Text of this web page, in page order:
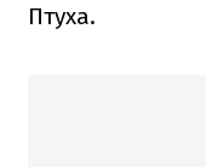
Птуха.